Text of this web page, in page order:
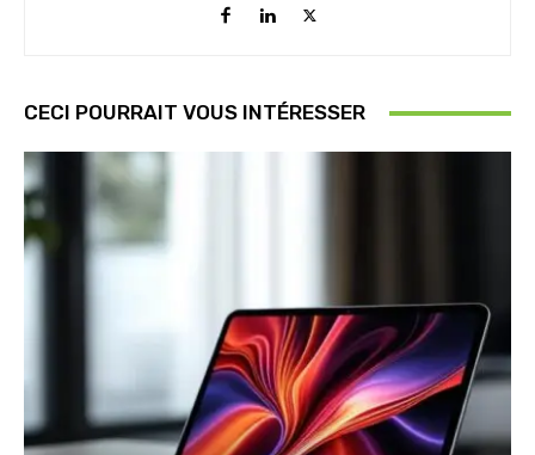
CECI POURRAIT VOUS INTÉRESSER